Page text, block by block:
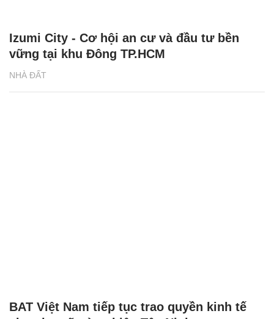
NHÀ ĐẤT
Izumi City - Cơ hội an cư và đầu tư bền
vững tại khu Đông TP.HCM
BAT Việt Nam tiếp tục trao quyền kinh tế